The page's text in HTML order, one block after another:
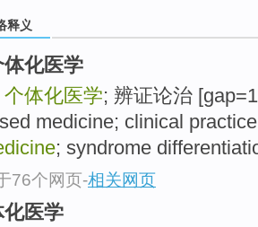
释义
体化医学
个体化医学; 辨证论治
medicine; clinical
; syndrome
76个网页-相关网页
化医学